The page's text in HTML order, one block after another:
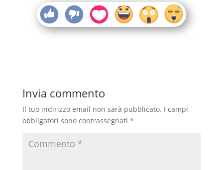
Invia commento
Il tuo indirizzo email non sarà pubblicato. I campi
obbligatori sono contrassegnati *